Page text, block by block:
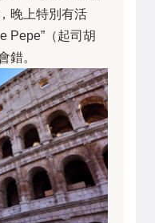
晚上特別有活
Pepe”（起司胡
錯。